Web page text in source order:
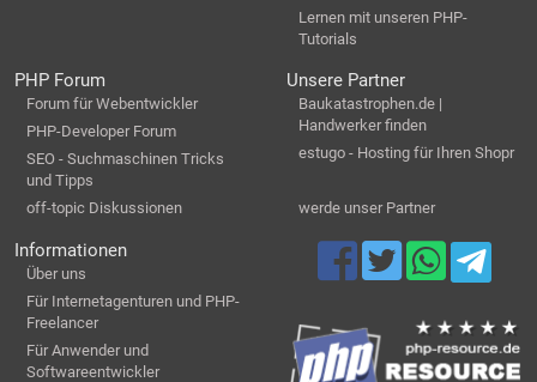
Lernen mit unseren PHP-
Tutorials
PHP Forum
Forum für Webentwickler
PHP-Developer Forum
SEO - Suchmaschinen Tricks
und Tipps
off-topic Diskussionen
Unsere Partner
Baukatastrophen.de |
Handwerker finden
estugo - Hosting für Ihren Shopr
werde unser Partner
Informationen
Über uns
Für Internetagenturen und PHP-
Freelancer
Für Anwender und
Softwareentwickler